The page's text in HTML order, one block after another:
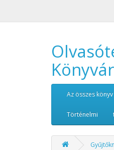
Az összes könyv
Történelmi